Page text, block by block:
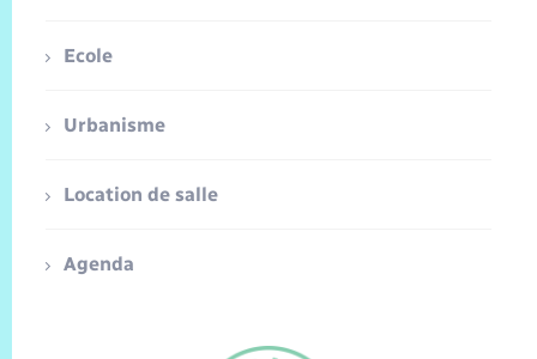
Ecole
Urbanisme
Location de salle
Agenda